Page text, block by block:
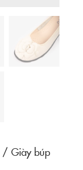
Giày búp